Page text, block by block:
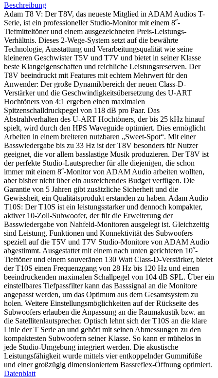
Beschreibung
Adam T8 V: Der T8V, das neueste Mitglied in ADAM Audios T-
Serie, ist ein professioneller Studio-Monitor mit einem 8˝-
Tiefmitteltöner und einem ausgezeichneten Preis-Leistungs-
Verhältnis. Dieses 2-Wege-System setzt auf die bewährte
Technologie, Ausstattung und Verarbeitungsqualität wie seine
kleineren Geschwister T5V und T7V und bietet in seiner Klasse
beste Klangeigenschaften und reichliche Leistungsreserven. Der
T8V beeindruckt mit Features mit echtem Mehrwert für den
Anwender: Der große Dynamikbereich der neuen Class-D-
Verstärker und die Geschwindigkeitsübersetzung des U-ART
Hochtöners von 4:1 ergeben einen maximalen
Spitzenschalldruckpegel von 118 dB pro Paar. Das
Abstrahlverhalten des U-ART Hochtöners, der bis 25 kHz hinauf
spielt, wird durch den HPS Waveguide optimiert. Dies ermöglicht
Arbeiten in einem breiteren nutzbaren „Sweet-Spot“. Mit einer
Basswiedergabe bis zu 33 Hz ist der T8V besonders für Nutzer
geeignet, die vor allem basslastige Musik produzieren. Der T8V ist
der perfekte Studio-Lautsprecher für alle diejenigen, die schon
immer mit einem 8˝-Monitor von ADAM Audio arbeiten wollten,
aber bisher nicht über ein ausreichendes Budget verfügen. Die
Garantie von 5 Jahren gibt zusätzliche Sicherheit und die
Gewissheit, ein Qualitätsprodukt erstanden zu haben. Adam Audio
T10S: Der T10S ist ein leistungsstarker und dennoch kompakter,
aktiver 10-Zoll-Subwoofer, der für die Erweiterung der
Basswiedergabe von Nahfeld-Monitoren ausgelegt ist. Gleichzeitig
sind Leistung, Funktionen und Konnektivität des Subwoofers
speziell auf die T5V und T7V Studio-Monitore von ADAM Audio
abgestimmt. Ausgestattet mit einem nach unten gerichteten 10˝-
Tieftöner und einem souveränen 130 Watt Class-D-Verstärker, bietet
der T10S einen Frequenzgang von 28 Hz bis 120 Hz und einen
beeindruckenden maximalen Schallpegel von 104 dB SPL. Über ein
einstellbares Tiefpassfilter kann das Basssignal an die Monitore
angepasst werden, um das Optimum aus dem Gesamtsystem zu
holen. Weitere Einstellungsmöglichkeiten auf der Rückseite des
Subwoofers erlauben die Anpassung an die Raumakustik bzw. an
die Satellitenlautsprecher. Optisch lehnt sich der T10S an die klare
Linie der T Serie an und gehört mit seinen Abmessungen zu den
kompaktesten Subwoofern seiner Klasse. So kann er mühelos in
jede Studio-Umgebung integriert werden. Die akustische
Leistungsfähigkeit wurde mittels vier entkoppelnder Gummifüße
und einer großzügig dimensioniertem Bassreflex-Öffnung optimiert.
Datenblatt